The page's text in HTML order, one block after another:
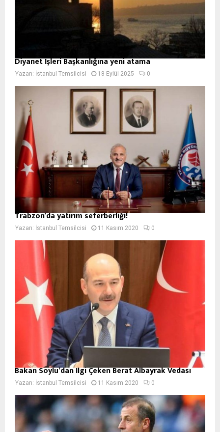
Diyanet İşleri Başkanlığına yeni atama
Yazan: İstanbul Temsilcisi 18 Eylül 2025 0
Trabzon’da yatırım seferberliği!
Yazan: İstanbul Temsilcisi 11 Kasım 2020 0
Bakan Soylu’dan İlgi Çeken Berat Albayrak Vedası
Yazan: İstanbul Temsilcisi 11 Kasım 2020 0